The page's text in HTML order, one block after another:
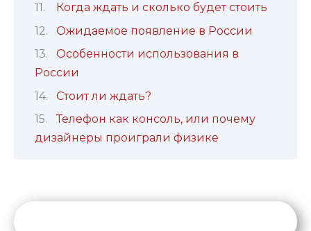
Когда ждать и сколько будет стоить
Ожидаемое появление в России
Особенности использования в
России
Стоит ли ждать?
Телефон как консоль, или почему
дизайнеры проиграли физике